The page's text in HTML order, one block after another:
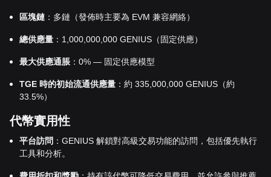
區塊鏈 ：多鏈（發佈時主要為 EVM 兼容網絡）
總供應量 ：1,000,000,000 GENIUS（固定供應）
最大供應通脹 ：0% — 固定供應模型
TGE 時的初始流通供應量 ：約 335,000,000 GENIUS（約
33.5%）
代幣實用性
平台訪問 ：GENIUS 解鎖對高級交易功能的訪問，包括優先執行
工具和分析。